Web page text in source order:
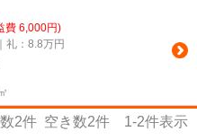
費 6,000円)
礼：8.8万円
2件 空き数2件 1-2件表示